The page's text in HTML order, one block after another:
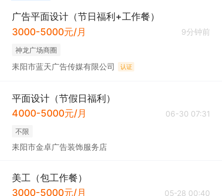
广告平面设计（节日福利+工作餐）
3000-5000元/月
9分钟前
神龙广场商圈
耒阳市蓝天广告传媒有限公司 认证
平面设计（节假日福利）
4000-5000元/月
06-30 07:31
不限
耒阳市金卓广告装饰服务店
美工（包工作餐）
3000-5000元/月
05-28 00:40